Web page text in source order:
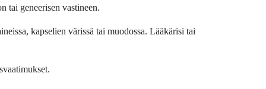
tai geneerisen vastineen.
kapselien värissä tai muodossa. Lääkärisi tai